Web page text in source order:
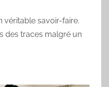
véritable savoir-faire.
des traces malgré un